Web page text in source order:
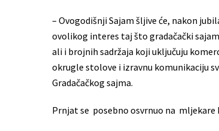
– Ovogodišnji Sajam šljive će, nakon
ovolikog interes taj što gradačački
ali i brojnih sadržaja koji uključuju
okrugle stolove i izravnu komunikaciju
Gradačačkog sajma.
Prnjat se posebno osvrnuo na mljekare